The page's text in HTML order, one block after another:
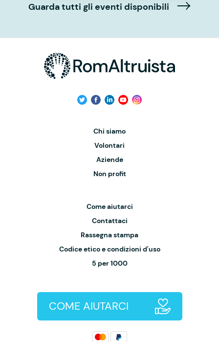
Guarda tutti gli eventi disponibili
Chi siamo
Volontari
Aziende
Non profit
Come aiutarci
Contattaci
Rassegna stampa
Codice etico e condizioni d'uso
5 per 1000
COME AIUTARCI